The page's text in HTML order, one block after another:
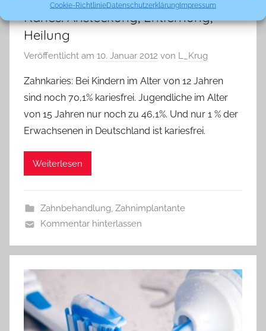
Cookie-RichtlinieDatenschutzerklärungImpressum
Karies: Ansteckung, Entfernung,
Heilung
Veröffentlicht am 10. Januar 2012 von L_Krug
Zahnkaries: Bei Kindern im Alter von 12 Jahren
sind noch 70,1% kariesfrei. Jugendliche im Alter
von 15 Jahren nur noch zu 46,1%. Und nur 1 % der
Erwachsenen in Deutschland ist kariesfrei.
Weiterlesen
Zahnbehandlung, Zahnimplantante
Kommentar hinterlassen